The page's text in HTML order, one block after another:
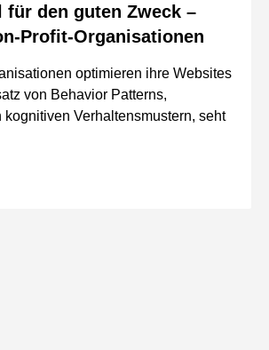
für den guten Zweck –
Profit-Organisationen
optimieren ihre Websites
von Behavior Patterns,
Verhaltensmustern, seht